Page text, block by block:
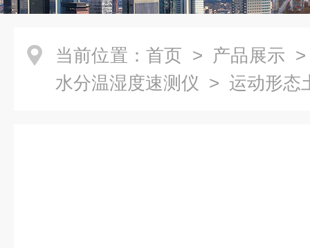
当前位置： 首页 > 产品展示
水分温湿度速测仪 > 运动形态